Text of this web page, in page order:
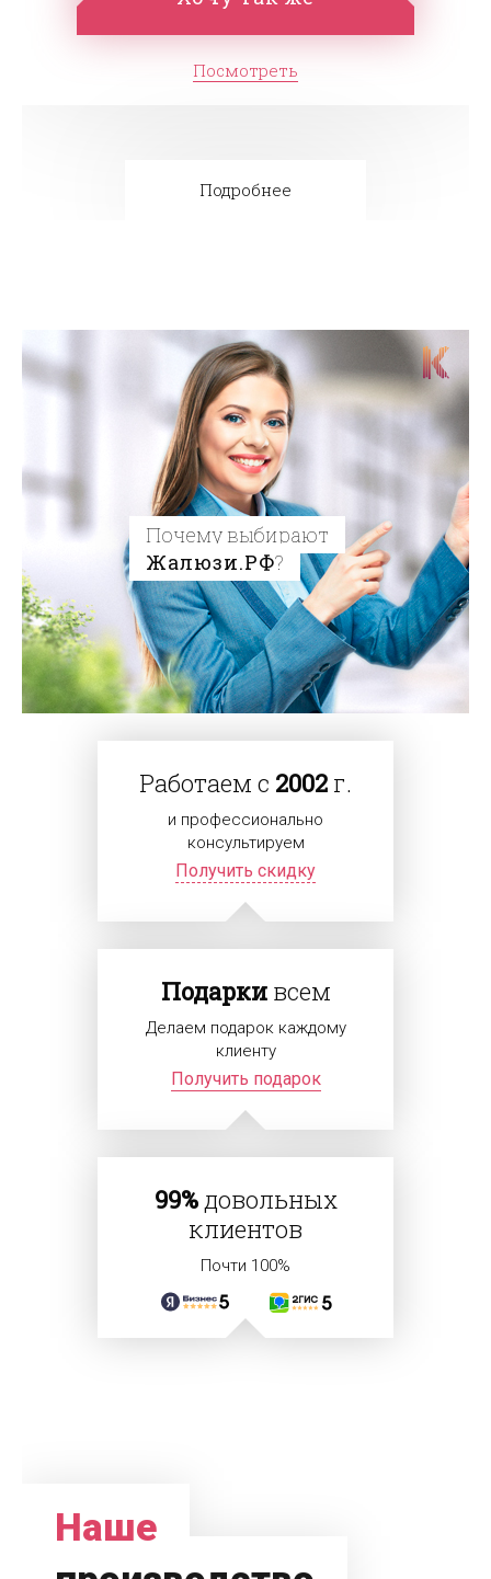
Посмотреть
Подробнее
Почему выбирают
Жалюзи.РФ?
Работаем с 2002 г.
и профессионально
консультируем
Получить скидку
Подаркивсем
Делаем подарок каждому
клиенту
Получить подарок
99%довольных
клиентов
Почти 100%
Наше